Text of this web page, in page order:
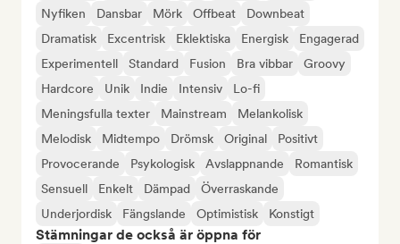
Nyfiken
Dansbar Mörk Offbeat
Downbeat
Dramatisk
Excentrisk Eklektiska Energisk
Engagerad
Experimentell
Standard Fusion Bra vibbar
Groovy
Hardcore
Unik Indie Intensiv
Lo-fi
Meningsfulla texter
Mainstream
Melankolisk
Melodisk
Midtempo Drömsk Original
Positivt
Provocerande
Psykologisk Avslappnande
Romantisk
Sensuell
Enkelt Dämpad
Överraskande
Underjordisk
Fängslande Optimistisk Konstigt
Stämningar de också är öppna för